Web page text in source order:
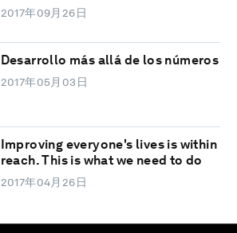
2017年09月26日
Desarrollo más allá de los números
2017年05月03日
Improving everyone's lives is within
reach. This is what we need to do
2017年04月26日